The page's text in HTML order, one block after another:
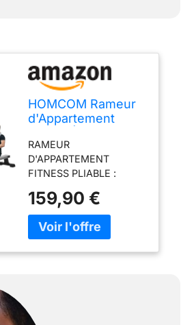
HOMCOM Rameur
d'Appartement
Multifonction Noir
Argent
RAMEUR
D'APPARTEMENT
FITNESS PLIABLE :
Fitness, appareil idéal
pour le cardio training et
la musculation - Rameur
COMPLET : appareil de
159,90 €